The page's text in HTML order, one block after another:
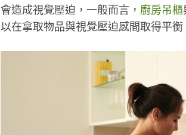
會造成視覺壓迫，一般而言， 廚房吊櫃
以在拿取物品與視覺壓迫感間取得平衡